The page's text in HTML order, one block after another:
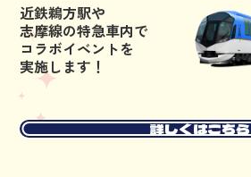
近鉄鵜方駅や
志摩線の特急車内で
コラボイベントを
実施します！
詳しくはこちら